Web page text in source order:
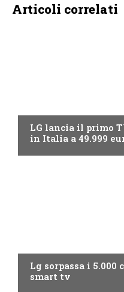
Articoli correlati
LG lancia il primo
in Italia a 49.999
Lg sorpassa i
smart tv